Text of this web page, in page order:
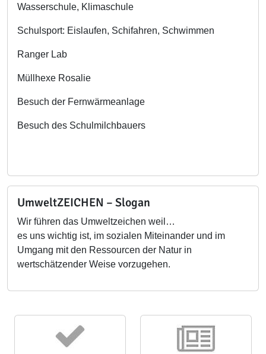
Wasserschule, Klimaschule
Schulsport: Eislaufen, Schifahren, Schwimmen
Ranger Lab
Müllhexe Rosalie
Besuch der Fernwärmeanlage
Besuch des Schulmilchbauers
UmweltZEICHEN – Slogan
Wir führen das Umweltzeichen weil…
es uns wichtig ist, im sozialen Miteinander und im
Umgang mit den Ressourcen der Natur in
wertschätzender Weise vorzugehen.